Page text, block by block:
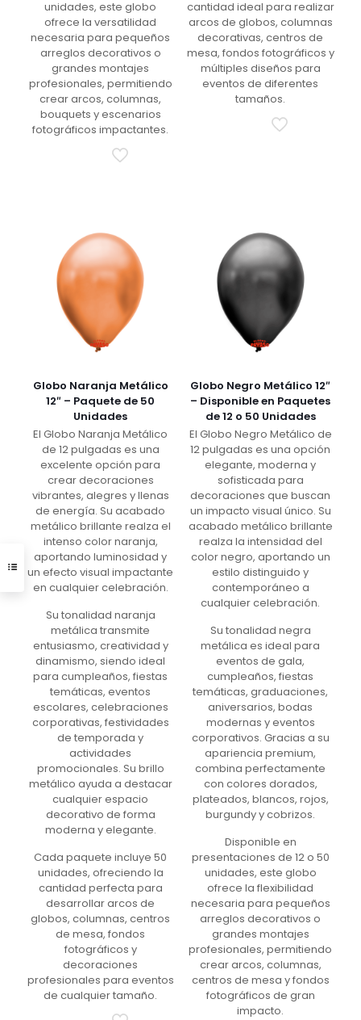
unidades, este globo
ofrece la versatilidad
necesaria para pequeños
arreglos decorativos o
grandes montajes
profesionales, permitiendo
crear arcos, columnas,
bouquets y escenarios
fotográficos impactantes.
cantidad ideal para realizar
arcos de globos, columnas
decorativas, centros de
mesa, fondos fotográficos y
múltiples diseños para
eventos de diferentes
tamaños.
Globo Naranja Metálico
12″ – Paquete de 50
Unidades
El Globo Naranja Metálico
de 12 pulgadas es una
excelente opción para
crear decoraciones
vibrantes, alegres y llenas
de energía. Su acabado
metálico brillante realza el
intenso color naranja,
aportando luminosidad y
un efecto visual impactante
en cualquier celebración.
Su tonalidad naranja
metálica transmite
entusiasmo, creatividad y
dinamismo, siendo ideal
para cumpleaños, fiestas
temáticas, eventos
escolares, celebraciones
corporativas, festividades
de temporada y
actividades
promocionales. Su brillo
metálico ayuda a destacar
cualquier espacio
decorativo de forma
moderna y elegante.
Cada paquete incluye 50
unidades, ofreciendo la
cantidad perfecta para
desarrollar arcos de
globos, columnas, centros
de mesa, fondos
fotográficos y
decoraciones
profesionales para eventos
de cualquier tamaño.
Globo Negro Metálico 12″
– Disponible en Paquetes
de 12 o 50 Unidades
El Globo Negro Metálico de
12 pulgadas es una opción
elegante, moderna y
sofisticada para
decoraciones que buscan
un impacto visual único. Su
acabado metálico brillante
realza la intensidad del
color negro, aportando un
estilo distinguido y
contemporáneo a
cualquier celebración.
Su tonalidad negra
metálica es ideal para
eventos de gala,
cumpleaños, fiestas
temáticas, graduaciones,
aniversarios, bodas
modernas y eventos
corporativos. Gracias a su
apariencia premium,
combina perfectamente
con colores dorados,
plateados, blancos, rojos,
burgundy y cobrizos.
Disponible en
presentaciones de 12 o 50
unidades, este globo
ofrece la flexibilidad
necesaria para pequeños
arreglos decorativos o
grandes montajes
profesionales, permitiendo
crear arcos, columnas,
centros de mesa y fondos
fotográficos de gran
impacto.